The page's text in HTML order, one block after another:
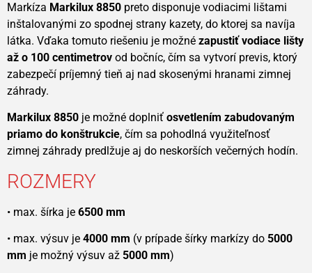
Markíza Markilux 8850 preto disponuje vodiacimi lištami
inštalovanými zo spodnej strany kazety, do ktorej sa navíja
látka. Vďaka tomuto riešeniu je možné zapustiť vodiace lišty
až o 100 centimetrov od bočníc, čím sa vytvorí previs, ktorý
zabezpečí príjemný tieň aj nad skosenými hranami zimnej
záhrady.
Markilux 8850 je možné doplniť osvetlením zabudovaným
priamo do konštrukcie, čím sa pohodlná využiteľnosť
zimnej záhrady predlžuje aj do neskorších večerných hodín.
ROZMERY
• max. šírka je 6500 mm
• max. výsuv je 4000 mm (v prípade šírky markízy do 5000
mm je možný výsuv až 5000 mm)